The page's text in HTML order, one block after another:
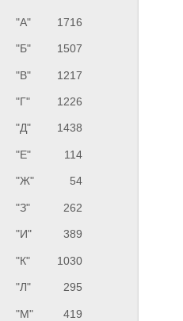
"А" 1716
"Б" 1507
"В" 1217
"Г" 1226
"Д" 1438
"Е" 114
"Ж" 54
"З" 262
"И" 389
"К" 1030
"Л" 295
"М" 419